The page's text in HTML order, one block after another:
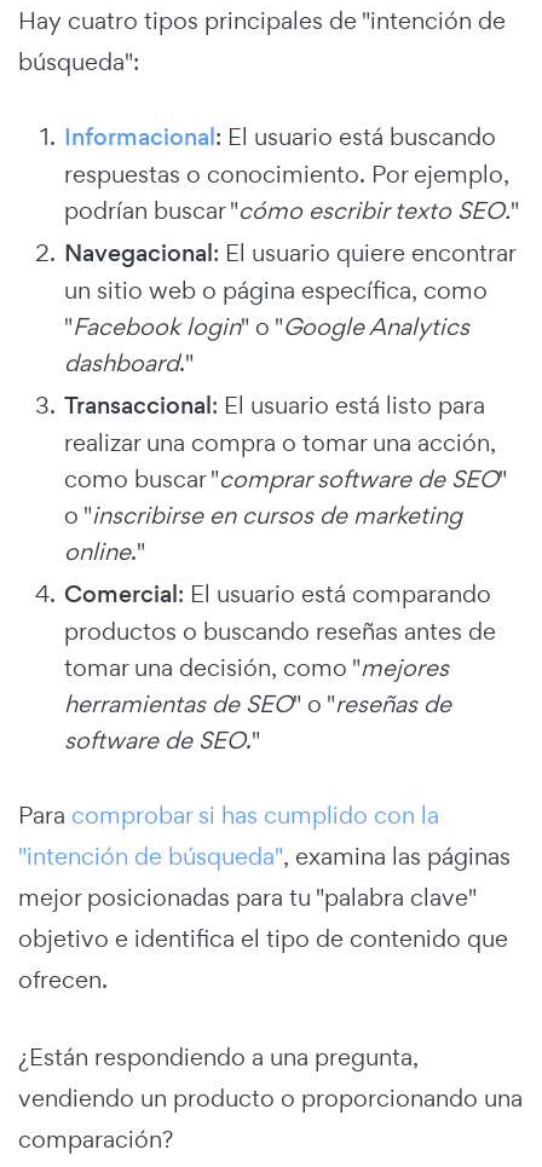
Hay cuatro tipos principales de "intención de
búsqueda":
Informacional: El usuario está buscando
respuestas o conocimiento. Por ejemplo,
podrían buscar "cómo escribir texto SEO."
Navegacional: El usuario quiere encontrar
un sitio web o página específica, como
"Facebook login" o "Google Analytics
dashboard."
Transaccional: El usuario está listo para
realizar una compra o tomar una acción,
como buscar "comprar software de SEO"
o "inscribirse en cursos de marketing
online."
Comercial: El usuario está comparando
productos o buscando reseñas antes de
tomar una decisión, como "mejores
herramientas de SEO" o "reseñas de
software de SEO."
Para comprobar si has cumplido con la
"intención de búsqueda", examina las páginas
mejor posicionadas para tu "palabra clave"
objetivo e identifica el tipo de contenido que
ofrecen.
¿Están respondiendo a una pregunta,
vendiendo un producto o proporcionando una
comparación?